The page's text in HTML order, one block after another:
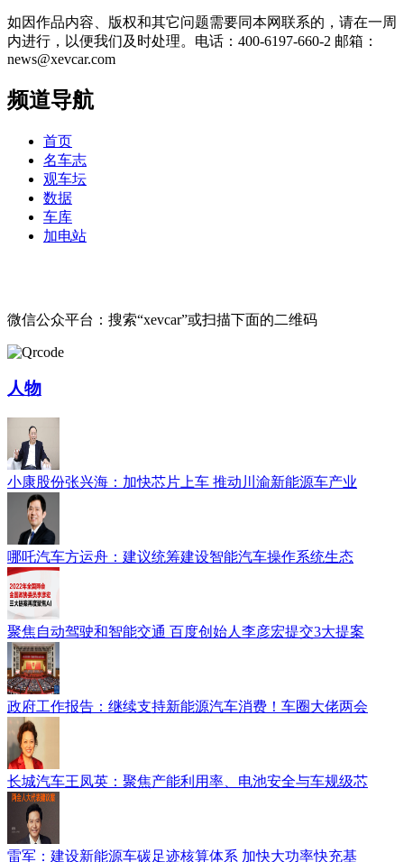
如因作品内容、版权和其它问题需要同本网联系的，请在一周
内进行，以便我们及时处理。电话：400-6197-660-2 邮箱：
news@xevcar.com
频道导航
首页
名车志
观车坛
数据
车库
加电站
微信公众平台：搜索“xevcar”或扫描下面的二维码
人物
小康股份张兴海：加快芯片上车 推动川渝新能源车产业
哪吒汽车方运舟：建议统筹建设智能汽车操作系统生态
聚焦自动驾驶和智能交通 百度创始人李彦宏提交3大提案
政府工作报告：继续支持新能源汽车消费！车圈大佬两会
长城汽车王凤英：聚焦产能利用率、电池安全与车规级芯
雷军：建设新能源车碳足迹核算体系 加快大功率快充基